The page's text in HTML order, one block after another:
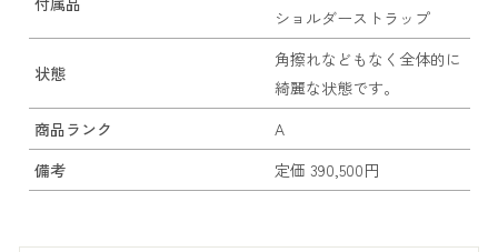
ショルダーストラップ
状態
角擦れなどもなく全体的に
綺麗な状態です。
商品ランク
A
備考
定価 390,500円